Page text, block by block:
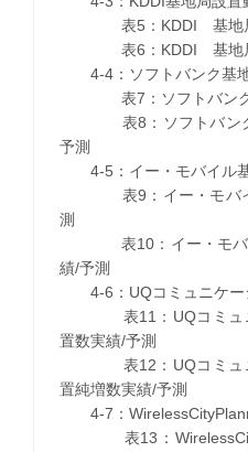
表5：KDDI 基地局
表6：KDDI 基地局
4-4：ソフトバンク基地
表7：ソフトバンク
表8：ソフトバンク
予測
4-5：イー・モバイル基
表9：イー・モバイ
測
表10：イー・モバイ
績/予測
4-6：UQコミュニケー
表11：UQコミュニ
置数実績/予測
表12：UQコミュニ
置純増数実績/予測
4-7：
表13：